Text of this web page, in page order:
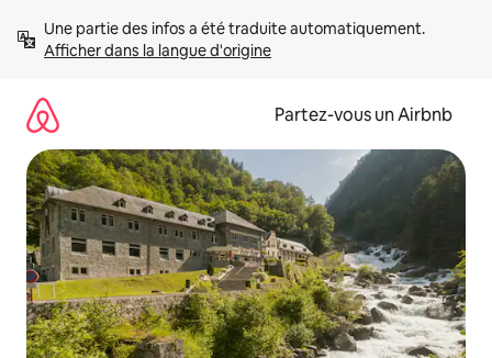
directement
Afficher dans la langue d'origine
Partez-vous un Airbnb